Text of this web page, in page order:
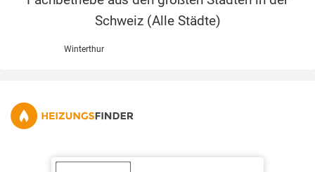
Schweiz (Alle Städte)
Winterthur